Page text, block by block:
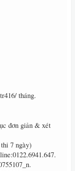
tháng.
đơn giản & xét
7 ngày)